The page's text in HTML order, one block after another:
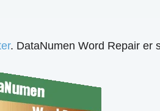
. DataNumen Word Repair er